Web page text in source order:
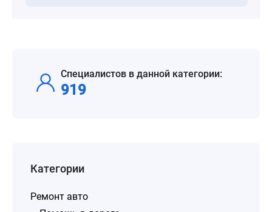
Специалистов в данной категории:
919
Категории
Ремонт авто